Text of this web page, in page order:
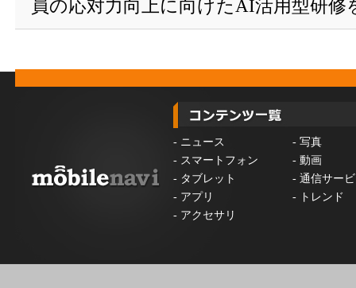
員の応対力向上に向けたAI活用型研修
- ニュース - 写真
- スマートフォン - 動画
- タブレット - 通信サー
- アプリ -
トレンド
- アクセサリ